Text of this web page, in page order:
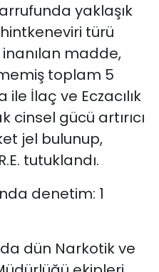
yaklaşık
türü
madde,
toplam 5
İlaç ve Eczacılık
cinsel gücü artırıcı
jel bulunup,
tutuklandı.
denetim: 1
dün Narkotik ve